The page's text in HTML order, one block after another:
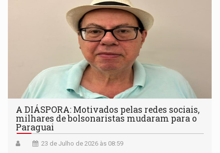
A DIÁSPORA: Motivados pelas redes sociais,
milhares de bolsonaristas mudaram para o
Paraguai
23 de Julho de 2026 às 08:59